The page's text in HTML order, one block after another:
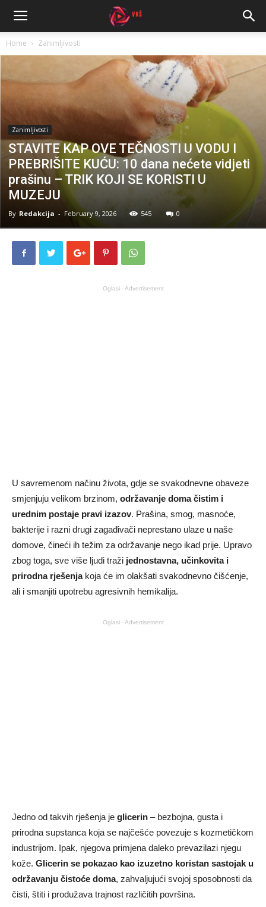
Home Zanimljivosti
Zanimljivosti
STAVITE KAP OVE TEČNOSTI U VODU I
PREBRIŠITE KUĆU: 10 dana nećete vidjeti
prašinu – TRIK KOJI SE KORISTI U
MUZEJU
By Redakcija - February 9, 2026 545 0
Oglasi - Advertisement
U savremenom načinu života, gdje se svakodnevne obaveze
smjenjuju velikom brzinom, održavanje doma čistim i
urednim postaje pravi izazov. Prašina, smog, masnoće,
bakterije i razni drugi zagađivači neprestano ulaze u naše
domove, čineći ih težim za održavanje nego ikad prije. Upravo
zbog toga, sve više ljudi traži jednostavna, učinkovita i
prirodna rješenjakoja će im olakšati svakodnevno čišćenje,
ali i smanjiti upotrebu agresivnih hemikalija.
Oglasi - Advertisement
Jedno od takvih rješenja je glicerin – bezbojna, gusta i
prirodna supstanca koja se najčešće povezuje s kozmetičkom
industrijom. Ipak, njegova primjena daleko prevazilazi njegu
kože. Glicerin se pokazao kao izuzetno koristan sastojak u
održavanju čistoće doma, zahvaljujući svojoj sposobnosti da
čisti, štiti i produžava trajnost različitih površina.